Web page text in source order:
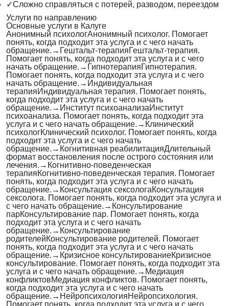
✓Сложно справляться с потерей, разводом, переездом
Услуги по направлению
Основные услуги в Калуге
Анонимный психологАнонимный психолог. Помогает
понять, когда подходит эта услуга и с чего начать
обращение. → Гештальт-терапияГештальт-терапия.
Помогает понять, когда подходит эта услуга и с чего
начать обращение. → ГипнотерапияГипнотерапия.
Помогает понять, когда подходит эта услуга и с чего
начать обращение. → Индивидуальная
терапияИндивидуальная терапия. Помогает понять,
когда подходит эта услуга и с чего начать
обращение. → Институт психоанализаИнститут
психоанализа. Помогает понять, когда подходит эта
услуга и с чего начать обращение. → Клинический
психологКлинический психолог. Помогает понять, когда
подходит эта услуга и с чего начать
обращение. → Когнитивная реабилитацияДлительный
формат восстановления после острого состояния или
лечения. → Когнитивно-поведенческая
терапияКогнитивно-поведенческая терапия. Помогает
понять, когда подходит эта услуга и с чего начать
обращение. → Консультация сексологаКонсультация
сексолога. Помогает понять, когда подходит эта услуга и
с чего начать обращение. → Консультирование
парКонсультирование пар. Помогает понять, когда
подходит эта услуга и с чего начать
обращение. → Консультирование
родителейКонсультирование родителей. Помогает
понять, когда подходит эта услуга и с чего начать
обращение. → Кризисное консультированиеКризисное
консультирование. Помогает понять, когда подходит эта
услуга и с чего начать обращение. → Медиация
конфликтовМедиация конфликтов. Помогает понять,
когда подходит эта услуга и с чего начать
обращение. → НейропсихологияНейропсихология.